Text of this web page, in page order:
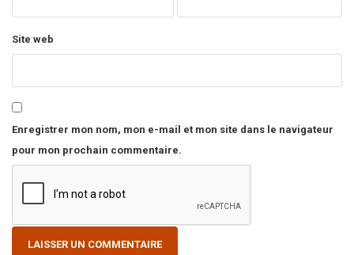
Site web
Enregistrer mon nom, mon e-mail et mon site dans le navigateur
pour mon prochain commentaire.